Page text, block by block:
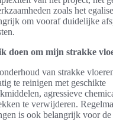
zoals het
om vooraf duidelijke
doen om mijn strakke
van strakke
te reinigen met geschikte
agressieve
te verwijderen.
is ook belangrijk voor